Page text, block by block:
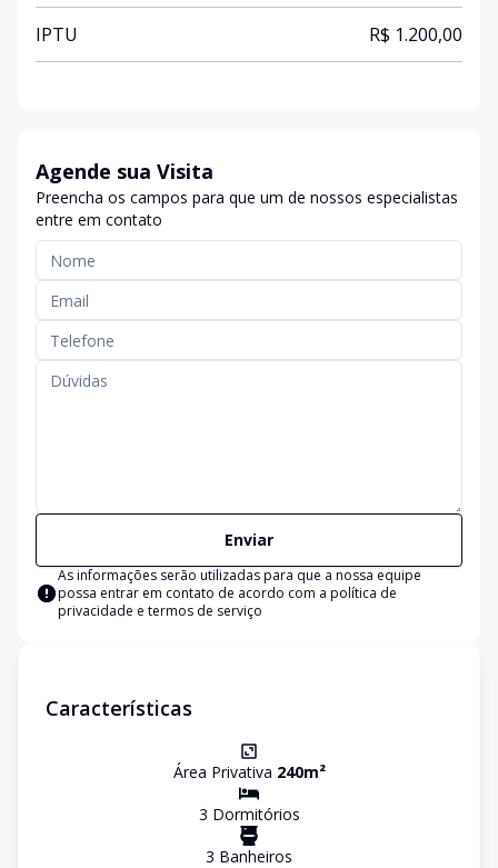
IPTU R$ 1.200,00
Agende sua Visita
Preencha os campos para que um de nossos especialistas
entre em contato
Enviar
As informações serão utilizadas para que a nossa equipe
possa entrar em contato de acordo com a política de
privacidade e termos de serviço
Características
Área Privativa 240m²
3 Dormitórios
3 Banheiros